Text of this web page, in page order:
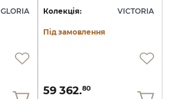
GLORIA Колекція: VICTORIA
Під замовлення
59 362.80